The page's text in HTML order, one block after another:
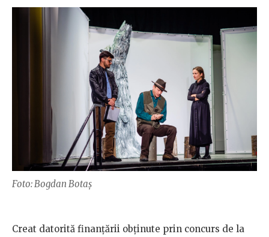
Foto: Bogdan Botaș
Creat datorită finanțării obținute prin concurs de la